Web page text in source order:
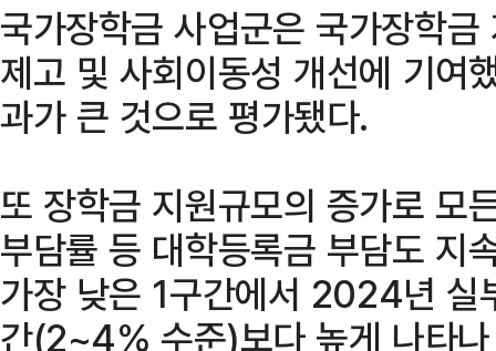
국가장학금 사업군은 국가장학
제고 및 사회이동성 개선에 기여
과가 큰 것으로 평가됐다.
또 장학금 지원규모의 증가로 모
부담률 등 대학등록금 부담도 지
가장 낮은 1구간에서 2024년
간(2~4% 수준)보다 높게 나타